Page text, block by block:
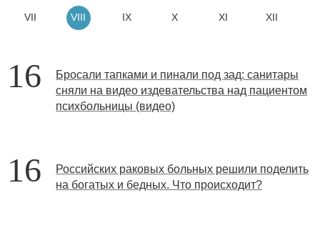
VII VIII IX X XI XII
16
Бросали тапками и пинали под зад: санитары
сняли на видео издевательства над пациентом
психбольницы (видео)
16
Российских раковых больных решили поделить
на богатых и бедных. Что происходит?